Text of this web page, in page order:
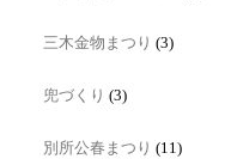
三木金物まつり (3)
兜づくり (3)
別所公春まつり (11)